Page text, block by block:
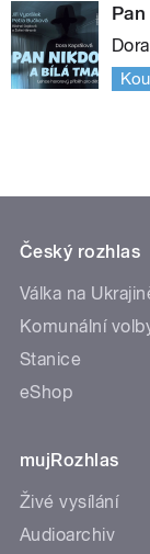
Český rozhlas
Válka na
Komunální
Stanice
eShop
mujRozhlas
Živé vysílání
Audioarchiv